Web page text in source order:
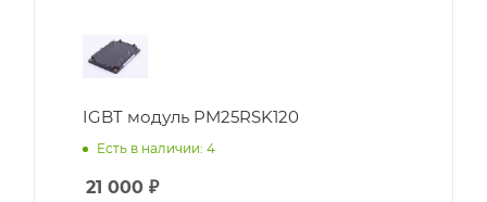
IGBT модуль PM25RSK120
Есть в наличии: 4
21 000 ₽